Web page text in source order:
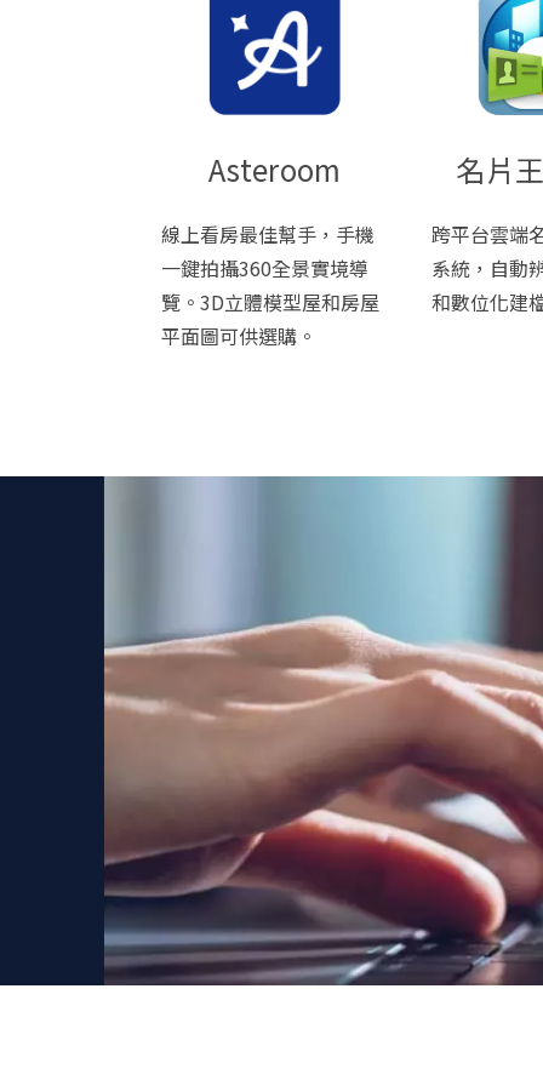
Asteroom
線上看房最佳幫手，手機
一鍵拍攝360全景實境導
覽。3D立體模型屋和房屋
平面圖可供選購。
名片
跨平台雲端
系統，自動
和數位化建